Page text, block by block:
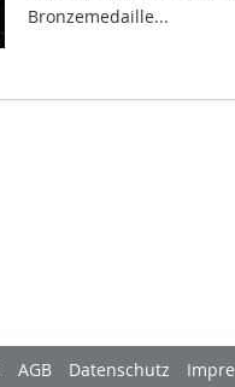
Bronzemedaille...
AGB Datenschutz